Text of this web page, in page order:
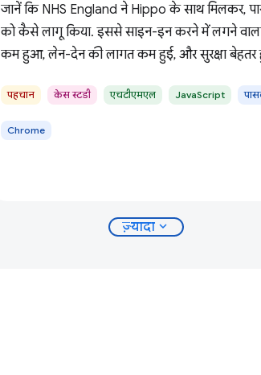
जानें कि NHS England ने Hippo के साथ मिलकर,
को कैसे लागू किया. इससे साइन-इन करने में लगने
कम हुआ, लेन-देन की लागत कम हुई, और सुरक्षा बेहतर
पहचान केस स्टडी एचटीएमएल JavaScript
Chrome
ज़्यादा expand_more